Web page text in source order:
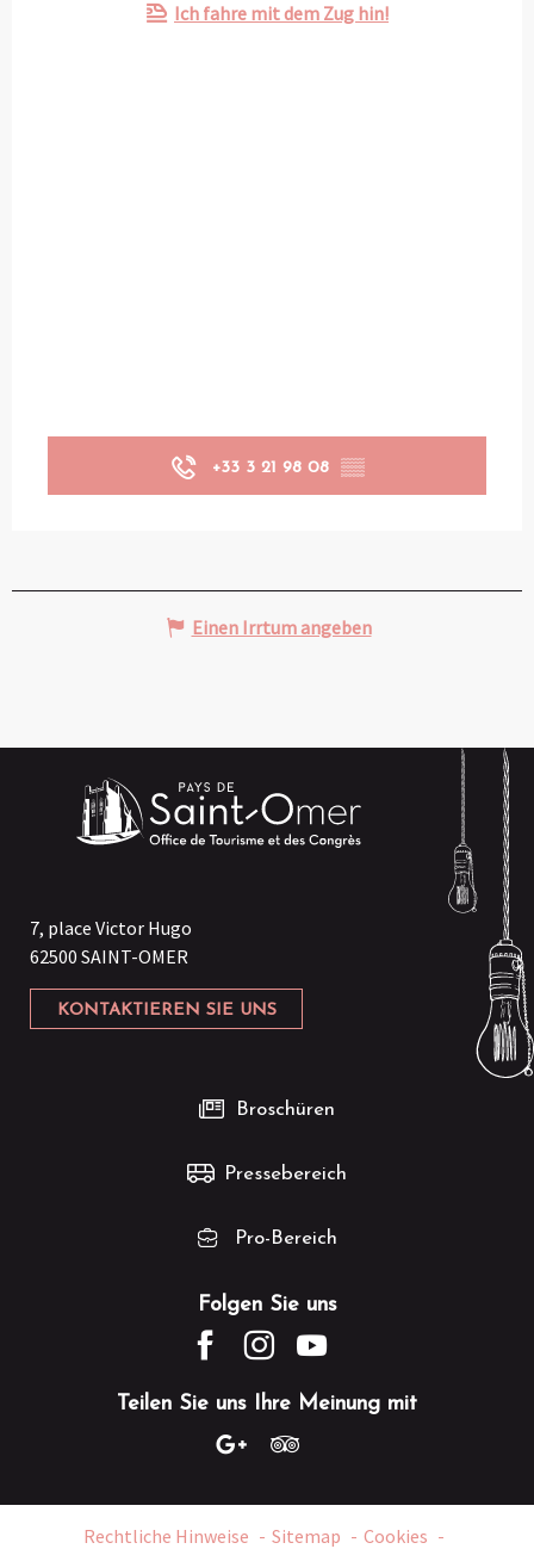
Ich fahre mit dem Zug hin!
+33 3 21 98 08 ▒▒
Einen Irrtum angeben
7, place Victor Hugo
62500 SAINT-OMER
KONTAKTIEREN SIE UNS
Folgen Sie uns
Teilen Sie uns Ihre Meinung mit
Broschüren
Pressebereich
Pro-Bereich
Rechtliche Hinweise Sitemap Cookies